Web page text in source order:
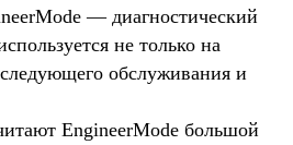
— диагностический
не только на
обслуживания и
EngineerMode большой